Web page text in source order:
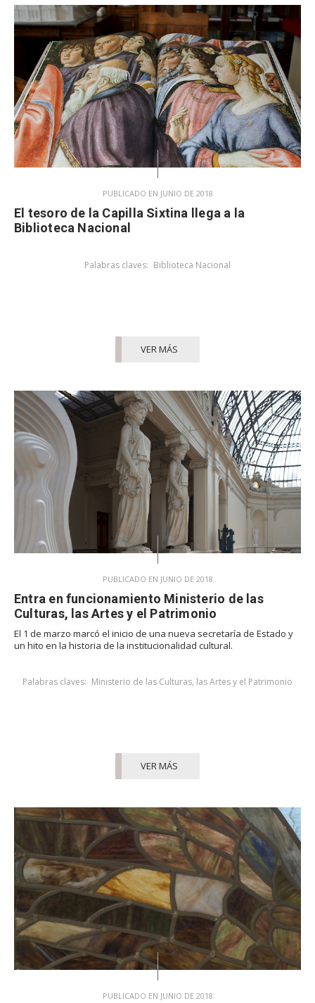
PUBLICADO EN JUNIO DE 2018
El tesoro de la Capilla Sixtina llega a la
Biblioteca Nacional
Palabras claves: Biblioteca Nacional
VER MÁS
PUBLICADO EN JUNIO DE 2018
Entra en funcionamiento Ministerio de las
Culturas, las Artes y el Patrimonio
El 1 de marzo marcó el inicio de una nueva secretaría de Estado y
un hito en la historia de la institucionalidad cultural.
Palabras claves: Ministerio de las Culturas, las Artes y el Patrimonio
VER MÁS
PUBLICADO EN JUNIO DE 2018